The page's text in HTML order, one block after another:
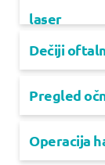
laser
Dečiji
Pregled
Operacija